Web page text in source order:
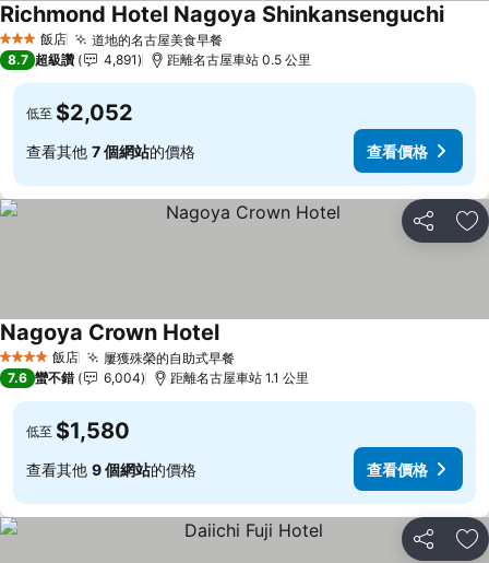
3 星級 飯店 道地的名古屋美食早餐查看價格
Richmond Hotel Nagoya Shinkansenguchi查看
8.7 超級讚 4,891 距離名古屋車站 0.5 公里
低至 $2,052
查看其他 7 個網站的價格 查看價格
分享 加
4 星級 飯店 屢獲殊榮的自助式早餐查看價格
Nagoya Crown Hotel查看價格
7.6 蠻不錯 6,004 距離名古屋車站 1.1 公里
低至 $1,580
查看其他 9 個網站的價格 查看價格
分享 加